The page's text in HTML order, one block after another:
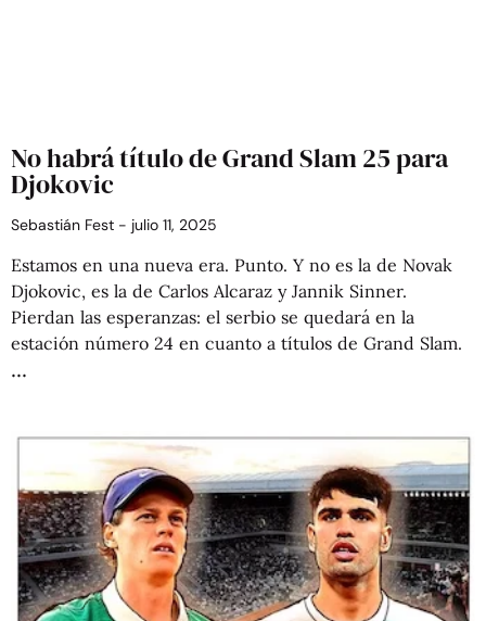
No habrá título de Grand Slam 25 para
Djokovic
Sebastián Fest julio 11, 2025
Estamos en una nueva era. Punto. Y no es la de Novak
Djokovic, es la de Carlos Alcaraz y Jannik Sinner.
Pierdan las esperanzas: el serbio se quedará en la
estación número 24 en cuanto a títulos de Grand Slam.